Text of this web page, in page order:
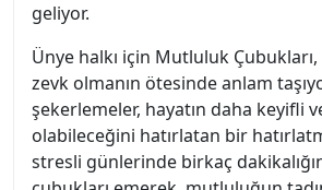
geliyor.
Ünye halkı için Mutluluk
zevk olmanın ötesinde anlam
şekerlemeler, hayatın daha keyifli
olabileceğini hatırlatan bir
stresli günlerinde birkaç